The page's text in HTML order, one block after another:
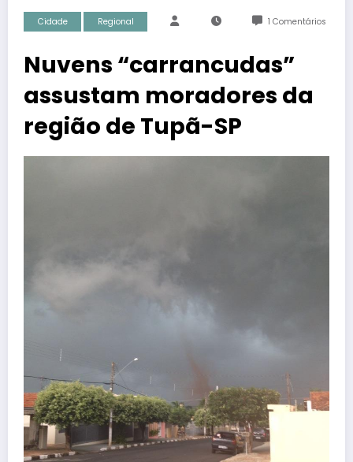
Cidade Regional 1 Comentários
Nuvens “carrancudas”
assustam moradores da
região de Tupã-SP